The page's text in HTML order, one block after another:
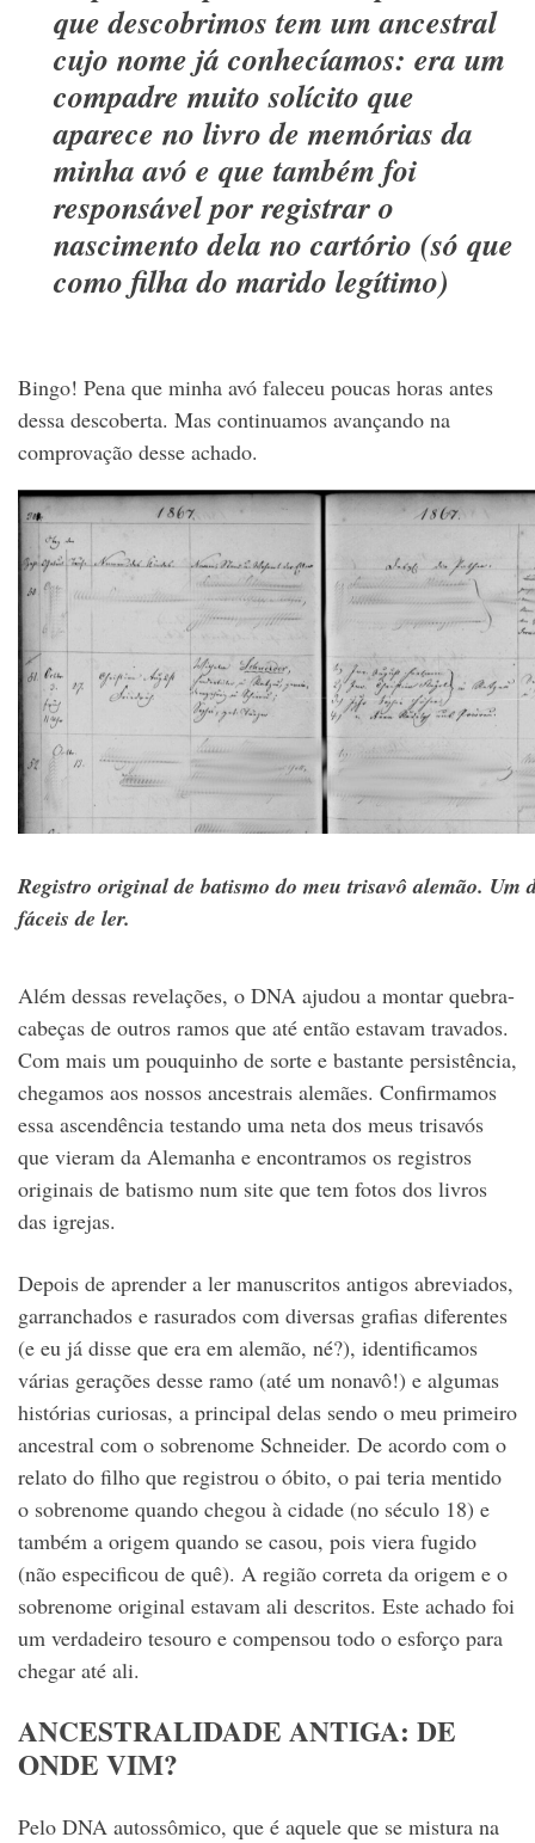
que descobrimos tem um ancestral
cujo nome já conhecíamos: era um
compadre muito solícito que
aparece no livro de memórias da
minha avó e que também foi
responsável por registrar o
nascimento dela no cartório (só que
como filha do marido legítimo)
Bingo! Pena que minha avó faleceu poucas horas antes
dessa descoberta. Mas continuamos avançando na
comprovação desse achado.
Registro original de batismo do meu trisavô alemão. Um
fáceis de ler.
Além dessas revelações, o DNA ajudou a montar quebra-
cabeças de outros ramos que até então estavam travados.
Com mais um pouquinho de sorte e bastante persistência,
chegamos aos nossos ancestrais alemães. Confirmamos
essa ascendência testando uma neta dos meus trisavós
que vieram da Alemanha e encontramos os registros
originais de batismo num site que tem fotos dos livros
das igrejas.
Depois de aprender a ler manuscritos antigos abreviados,
garranchados e rasurados com diversas grafias diferentes
(e eu já disse que era em alemão, né?), identificamos
várias gerações desse ramo (até um nonavô!) e algumas
histórias curiosas, a principal delas sendo o meu primeiro
ancestral com o sobrenome Schneider. De acordo com o
relato do filho que registrou o óbito, o pai teria mentido
o sobrenome quando chegou à cidade (no século 18) e
também a origem quando se casou, pois viera fugido
(não especificou de quê). A região correta da origem e o
sobrenome original estavam ali descritos. Este achado foi
um verdadeiro tesouro e compensou todo o esforço para
chegar até ali.
ANCESTRALIDADE ANTIGA: DE
ONDE VIM?
Pelo DNA autossômico, que é aquele que se mistura na